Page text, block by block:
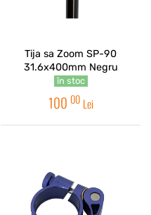
Tija sa Zoom SP-90
31.6x400mm Negru
în stoc
100 00 Lei